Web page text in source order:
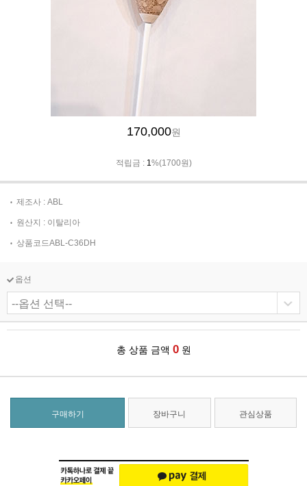
170,000원
적립금 : 1%(1700원)
제조사 : ABL
원산지 : 이탈리아
상품코드ABL-C36DH
옵션
총 상품 금액 0 원
구매하기 장바구니 관심상품